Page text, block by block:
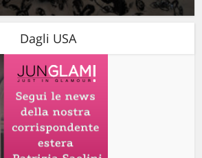
Dagli USA